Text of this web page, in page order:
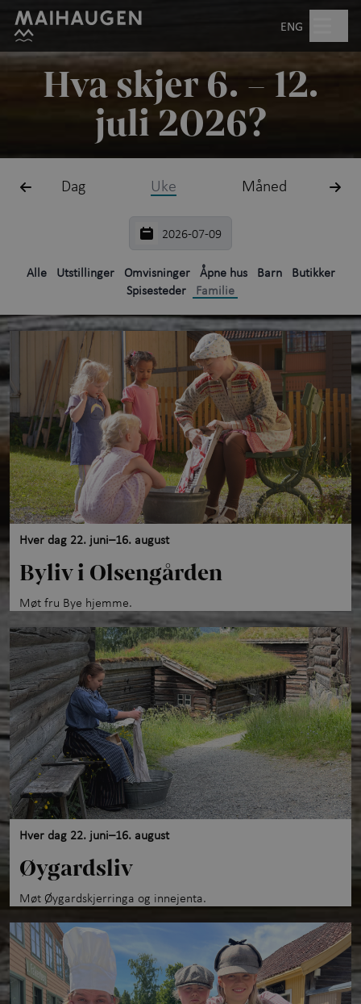
Hopp til hovedinnhold
ENG
Søk
Åpent kl. 10.00–17.00
Planlegg besøk
Friluftsmuseet +
Utstillinger
Aktiviteter for barn +
Opplevelser gjennom året +
Kunnskap og læring +
Utforsk samlingene
Om Maihaugen
Hva skjer 6. – 12.
juli 2026?
Dag Uke Måned
Alle Utstillinger Omvisninger Åpne hus Barn
Butikker
Spisesteder
Familie
Hver dag 22. juni–16. august
Byliv i Olsengården
Møt fru Bye hjemme.
Hver dag 22. juni–16. august
Øygardsliv
Møt Øygardskjerringa og innejenta.